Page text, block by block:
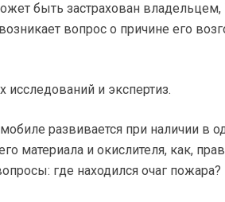
быть застрахован
вопрос о причине его
исследований и экспертиз.
развивается при наличии в
материала и окислителя, как,
где находился очаг